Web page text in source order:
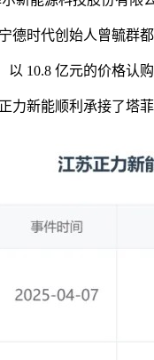
德时代创始人曾毓群
以 10.8 亿元的价格
力新能顺利承接了塔